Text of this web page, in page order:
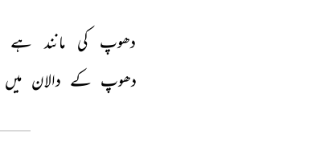
دھوپ کی مانند ہے
دھوپ کے دالان میں